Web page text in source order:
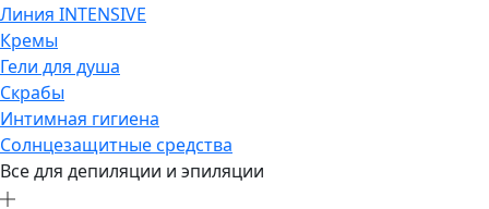
Линия INTENSIVE
Кремы
Гели для душа
Скрабы
Интимная гигиена
Солнцезащитные средства
Все для депиляции и эпиляции